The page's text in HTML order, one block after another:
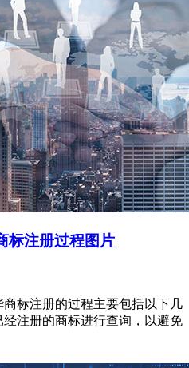
标注册过程图片
标注册的过程主要包括以下几
注册的商标进行查询，以避免